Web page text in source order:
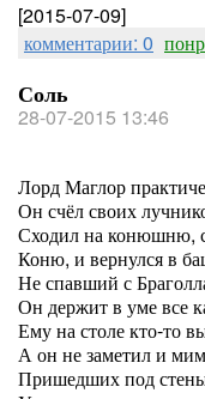
[2015-07-09]
комментарии: 0
Соль
28-07-2015 13:46
Лорд Маглор
Он счёл своих
Сходил на конюшню,
Коню, и вернулся в
Не спавший с
Он держит в уме все
Ему на столе кто-то
А он не заметил и
Пришедших под